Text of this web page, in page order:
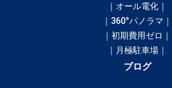
｜オール電化｜
｜360°パノラマ｜
｜初期費用ゼロ｜
｜月極駐車場｜
ブログ